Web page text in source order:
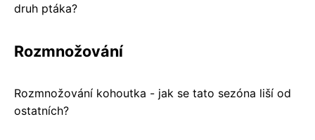
druh ptáka?
Rozmnožování
Rozmnožování kohoutka - jak se tato sezóna liší od
ostatních?